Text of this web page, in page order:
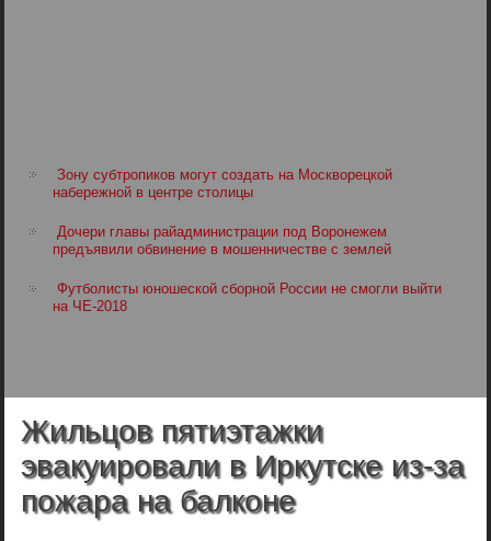
Зону субтропиков могут создать на Москворецкой
набережной в центре столицы
Дочери главы райадминистрации под Воронежем
предъявили обвинение в мошенничестве с землей
Футболисты юношеской сборной России не смогли выйти
на ЧЕ-2018
Жильцов пятиэтажки
эвакуировали в Иркутске из-за
пожара на балконе